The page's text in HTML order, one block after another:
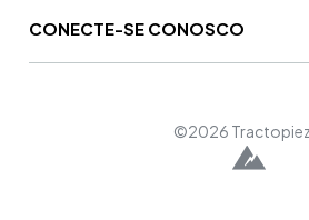
CONECTE-SE CONOSCO
©2026